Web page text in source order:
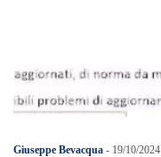
Giuseppe Bevacqua - 19/10/2024